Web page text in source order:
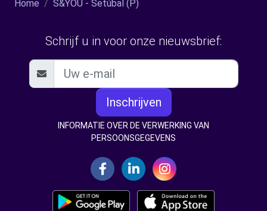
Home S&YOU - Setúbal (P)
Schrijf u in voor onze nieuwsbrief:
Inschrijven
INFORMATIE OVER DE VERWERKING VAN
PERSOONSGEGEVENS